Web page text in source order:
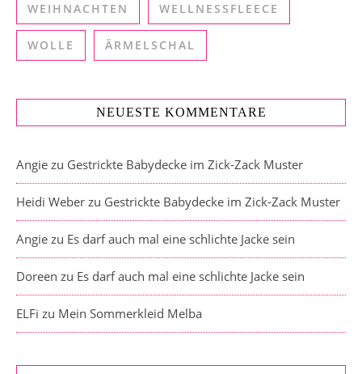
WEIHNACHTEN WELLNESSFLEECE
WOLLE ÄRMELSCHAL
NEUESTE KOMMENTARE
Angie zu Gestrickte Babydecke im Zick-Zack Muster
Heidi Weber zu Gestrickte Babydecke im Zick-Zack Muster
Angie zu Es darf auch mal eine schlichte Jacke sein
Doreen zu Es darf auch mal eine schlichte Jacke sein
ELFi zu Mein Sommerkleid Melba